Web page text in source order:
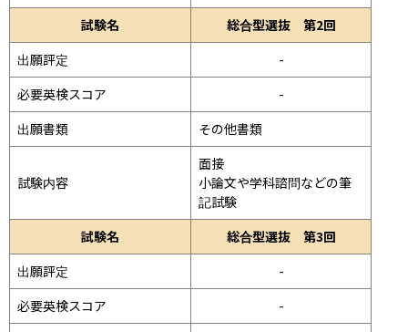
試験名
総合型選抜 第2回
出願評定
-
必要英検スコア
-
出願書類
その他書類
試験内容
面接
小論文や学科諮問などの筆
記試験
試験名
総合型選抜 第3回
出願評定
-
必要英検スコア
-